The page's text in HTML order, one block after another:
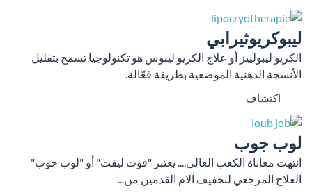
ليبوكريوثيرابي
الكريو ليبولييز أو علاج الكريو ليبوس هو تكنولوجيا تسمح بتقليل
الأنسجة الدهنية الموضعية بطريقة فعّالة.
اكتشاف
لوب جوب
انتهت معاناة الكعب العالي.... يعتبر "فوت ليفت" أو "لوب جوب"
العلاج المرجعي لتخفيف آلام القدمين من...